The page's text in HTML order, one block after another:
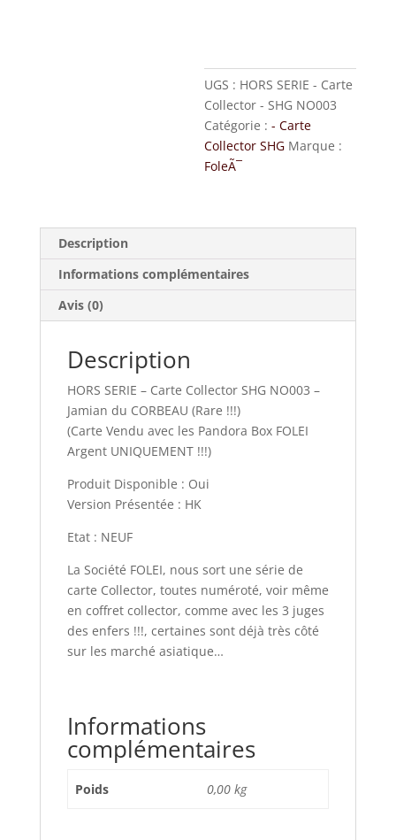
UGS : HORS SERIE - Carte
Collector - SHG NO003
Catégorie :- Carte
Collector SHG Marque :
FoleÃ¯
Description
Informations complémentaires
Avis (0)
Description
HORS SERIE – Carte Collector SHG NO003 –
Jamian du CORBEAU (Rare !!!)
(Carte Vendu avec les Pandora Box FOLEI
Argent UNIQUEMENT !!!)
Produit Disponible : Oui
Version Présentée : HK
Etat : NEUF
La Société FOLEI, nous sort une série de
carte Collector, toutes numéroté, voir même
en coffret collector, comme avec les 3 juges
des enfers !!!, certaines sont déjà très côté
sur les marché asiatique…
Informations
complémentaires
Poids 0,00 kg